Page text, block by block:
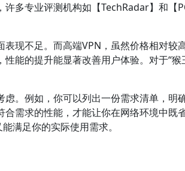
多专业评测机构如【TechRadar】和【
现不足。而高端VPN，虽然价格相对较
能的提升能显著改善用户体验。对于“猴
。例如，你可以列出一份需求清单，明
需求的性能，才能让你在网络环境中既
满足你的实际使用需求。